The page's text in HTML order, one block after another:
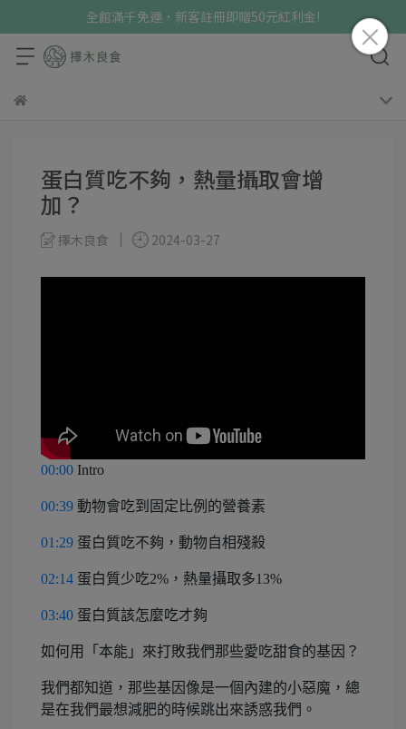
全館滿千免運，新客註冊即贈50元紅利金!
蛋白質吃不夠，熱量攝取會增
加？
擇木良食 2024-03-27
00:00 Intro
00:39 動物會吃到固定比例的營養素
01:29 蛋白質吃不夠，動物自相殘殺
02:14 蛋白質少吃2%，熱量攝取多13%
03:40 蛋白質該怎麼吃才夠
如何用「本能」來打敗我們那些愛吃甜食的基因？
我們都知道，那些基因像是一個內建的小惡魔，總
是在我們最想減肥的時候跳出來誘惑我們。